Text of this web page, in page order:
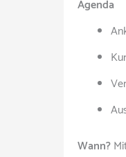
Agenda
Wann?